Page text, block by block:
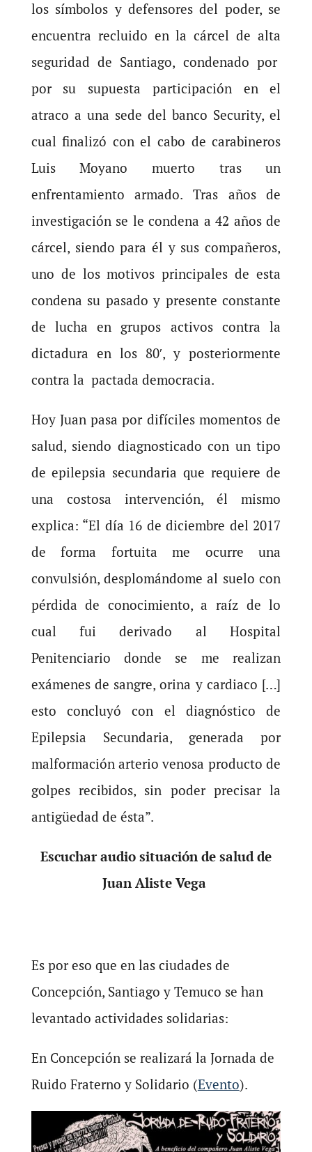
los símbolos y defensores del poder, se
encuentra recluido en la cárcel de alta
seguridad de Santiago, condenado por
por su supuesta participación en el
atraco a una sede del banco Security, el
cual finalizó con el cabo de carabineros
Luis Moyano muerto tras un
enfrentamiento armado. Tras años de
investigación se le condena a 42 años de
cárcel, siendo para él y sus compañeros,
uno de los motivos principales de esta
condena su pasado y presente constante
de lucha en grupos activos contra la
dictadura en los 80′, y posteriormente
contra la pactada democracia.
Hoy Juan pasa por difíciles momentos de
salud, siendo diagnosticado con un tipo
de epilepsia secundaria que requiere de
una costosa intervención, él mismo
explica: “El día 16 de diciembre del 2017
de forma fortuita me ocurre una
convulsión, desplomándome al suelo con
pérdida de conocimiento, a raíz de lo
cual fui derivado al Hospital
Penitenciario donde se me realizan
exámenes de sangre, orina y cardiaco […]
esto concluyó con el diagnóstico de
Epilepsia Secundaria, generada por
malformación arterio venosa producto de
golpes recibidos, sin poder precisar la
antigüedad de ésta”.
Escuchar audio situación de salud de
Juan Aliste Vega
Es por eso que en las ciudades de
Concepción, Santiago y Temuco se han
levantado actividades solidarias:
En Concepción se realizará la Jornada de
Ruido Fraterno y Solidario (Evento).